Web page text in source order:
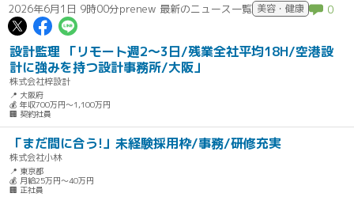
2026年6月1日 9時00分prenew 最新のニュース一覧 美容・健康 0
この記事についてポスト
この記事についてFacebookでシェ
設計監理 「リモート週2～3日/残業全社平均18H/空港設
計に強みを持つ設計事務所/大阪」
株式会社梓設計
📍 大阪府
💰 年収700万円～1,100万円
🏢 契約社員
「まだ間に合う!」未経験採用枠/事務/研修充実
株式会社小林
📍 東京都
💰 月給25万円～40万円
🏢 正社員